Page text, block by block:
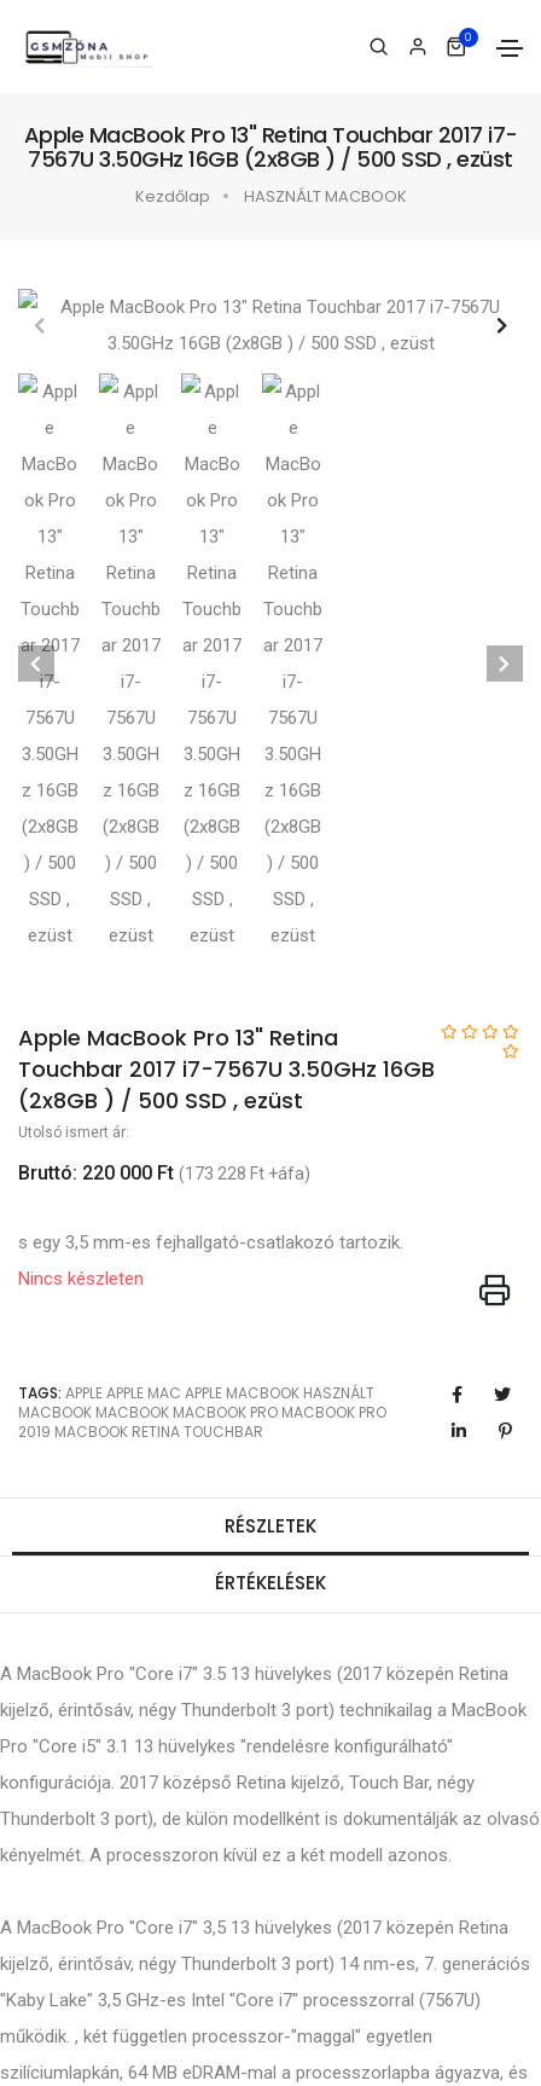
0
Apple MacBook Pro 13" Retina Touchbar 2017 i7-
7567U 3.50GHz 16GB (2x8GB ) / 500 SSD , ezüst
Kezdőlap HASZNÁLT MACBOOK
Apple MacBook Pro 13" Retina
Touchbar 2017 i7-7567U 3.50GHz 16GB
(2x8GB ) / 500 SSD , ezüst
Utolsó ismert ár:
Bruttó: 220 000 Ft (173 228 Ft +áfa)
s egy 3,5 mm-es fejhallgató-csatlakozó tartozik.
Nincs készleten
TAGS: APPLEAPPLE MAC APPLE MACBOOK HASZNÁLT
MACBOOK MACBOOK MACBOOK PRO MACBOOK PRO
2019 MACBOOK RETINATOUCHBAR
RÉSZLETEK
ÉRTÉKELÉSEK
A MacBook Pro "Core i7" 3.5 13 hüvelykes (2017 közepén Retina
kijelző, érintősáv, négy Thunderbolt 3 port) technikailag a MacBook
Pro "Core i5" 3.1 13 hüvelykes "rendelésre konfigurálható"
konfigurációja. 2017 középső Retina kijelző, Touch Bar, négy
Thunderbolt 3 port), de külön modellként is dokumentálják az olvasó
kényelmét. A processzoron kívül ez a két modell azonos.
A MacBook Pro "Core i7" 3,5 13 hüvelykes (2017 közepén Retina
kijelző, érintősáv, négy Thunderbolt 3 port) 14 nm-es, 7. generációs
"Kaby Lake" 3,5 GHz-es Intel "Core i7" processzorral (7567U)
működik. , két független processzor-"maggal" egyetlen
szilíciumlapkán, 64 MB eDRAM-mal a processzorlapba ágyazva, és